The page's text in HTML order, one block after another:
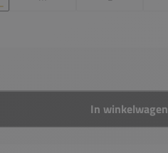
In winkelwagen